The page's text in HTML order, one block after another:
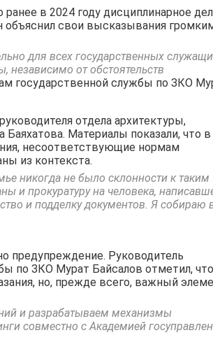
в 2024 году дисциплинарное
объяснил свои высказывания
для всех государственных
независимо от обстоятельств
государственной службы по ЗКО
отдела архитектуры,
Баяхатова. Материалы показали, что в
несоответствующие нормам
из контекста.
никогда не было склонности к таким
и прокуратуру на человека,
и подделку документов. Я собираю
предупреждение. Руководитель
по ЗКО Мурат Байсалов отметил, что
но, прежде всего, важный
и разрабатываем механизмы
совместно с Академией